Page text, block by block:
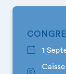
1